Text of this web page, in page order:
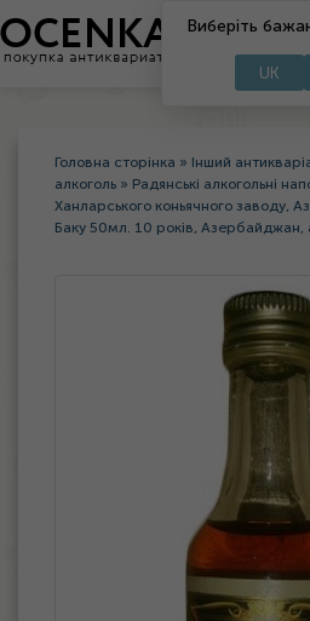
Виберіть
UK
Головна сторінка » Інший
алкоголь » Радянські алкогольні
Ханларського коньячного заводу,
Баку 50мл. 10 років, Азербайджан,